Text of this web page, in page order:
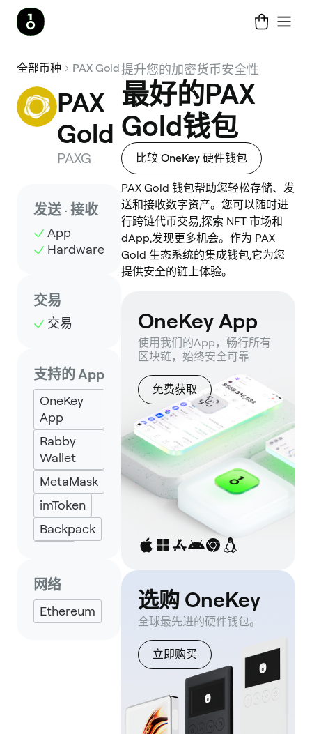
全部币种 PAX Gold
PAX
Gold
PAXG
发送 · 接收
App
Hardware
交易
交易
支持的 App
OneKey
App
Rabby
Wallet
MetaMask
imToken
Backpack
Eternl
网络
Ethereum
提升您的加密货币安全性
最好的PAX
Gold钱包
比较 OneKey 硬件钱包
PAX Gold 钱包帮助您轻松存储、发
送和接收数字资产。您可以随时进
行跨链代币交易,探索 NFT 市场和
dApp,发现更多机会。作为 PAX
Gold 生态系统的集成钱包,它为您
提供安全的链上体验。
OneKey App
使用我们的App，畅行所有
区块链，始终安全可靠
免费获取
选购 OneKey
全球最先进的硬件钱包。
立即购买